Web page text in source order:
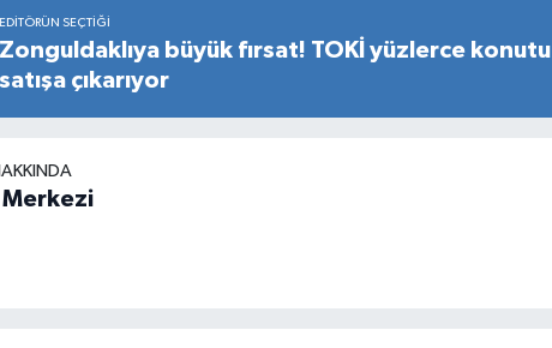
EDITÖRÜN SEÇTIĞI
Zonguldaklıya büyük fırsat! TOKİ yüzlerce konutu
satışa çıkarıyor
Merkezi